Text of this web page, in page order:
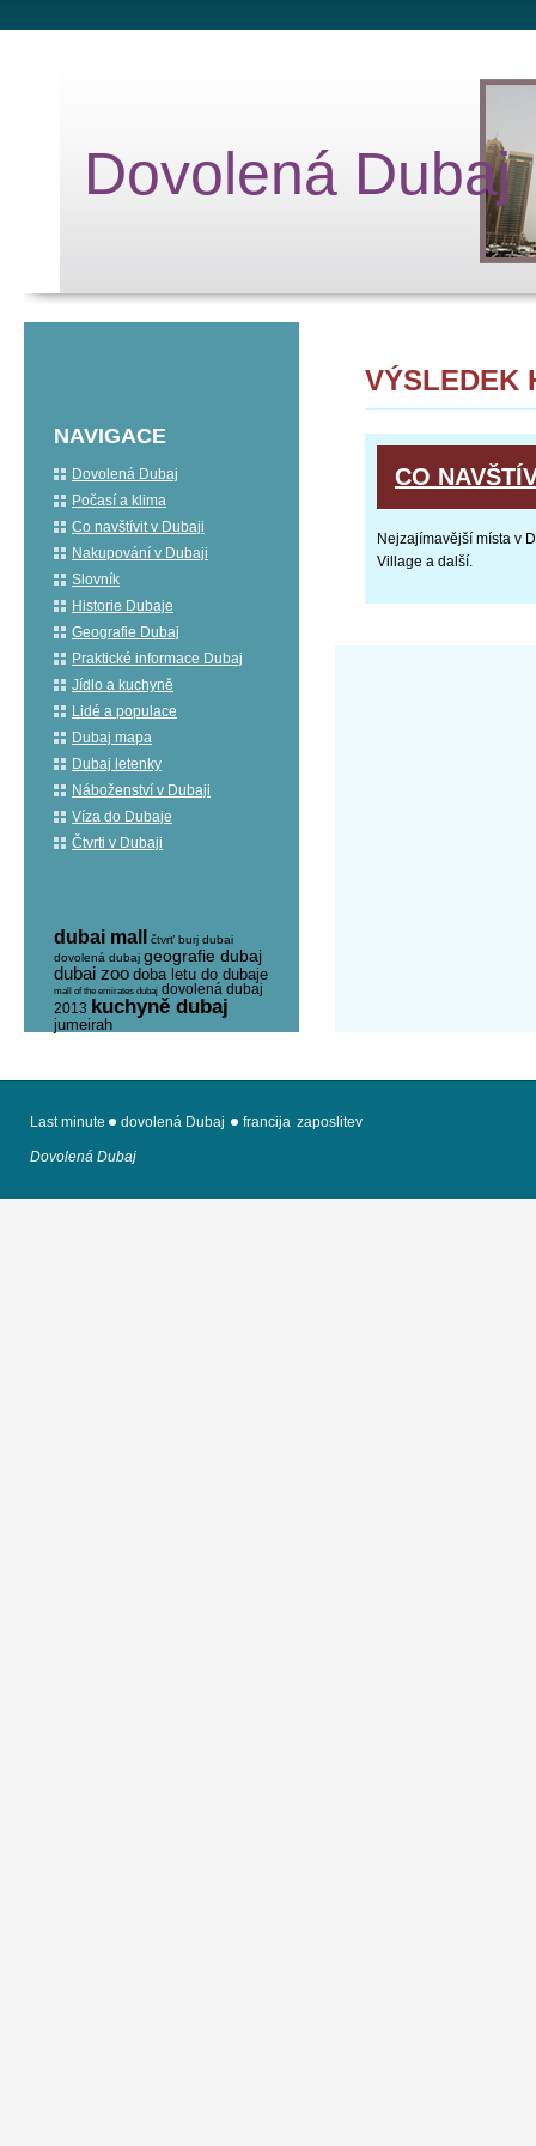
Dovolená Dubaj
VÝSLEDEK
CO
Nejzajímavější místa v
Village a další.
NAVIGACE
Dovolená Dubaj
Počasí a klima
Co navštívit v Dubaji
Nakupování v Dubaji
Slovník
Historie Dubaje
Geografie Dubaj
Praktické informace Dubaj
Jídlo a kuchyně
Lidé a populace
Dubaj mapa
Dubaj letenky
Náboženství v Dubaji
Víza do Dubaje
Čtvrti v Dubaji
dubai mall
čtvrť burj dubai
dovolená dubaj geografie dubaj
dubai zoo doba letu do dubaje
mall of the emirates dubaj dovolená dubaj
2013 kuchyně dubaj
jumeirah
Last minute dovolená Dubaj francija zaposlitev
Dovolená Dubaj